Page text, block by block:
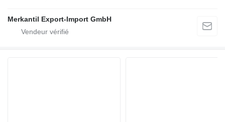
Merkantil Export-Import GmbH